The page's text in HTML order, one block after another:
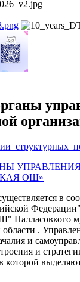
ОШ»
в
Палласовкого
.
и
и
которой